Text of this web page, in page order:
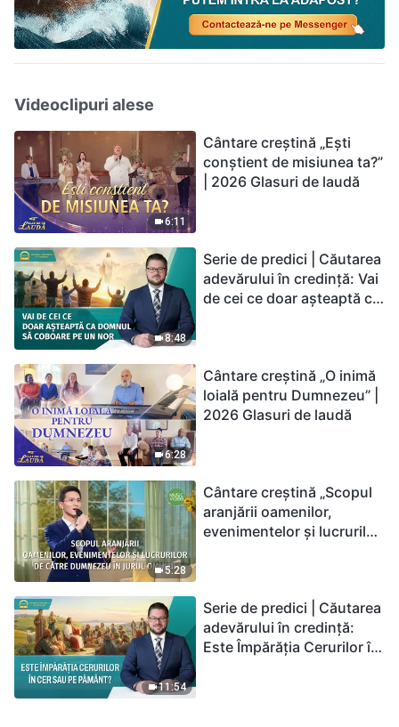
Videoclipuri alese
6:11
Cântare creștină „Ești
conștient de misiunea ta?”
| 2026 Glasuri de laudă
8:48
Serie de predici | Căutarea
adevărului în credință: Vai
de cei ce doar așteaptă ca
6:28
Cântare creștină „O inimă
loială pentru Dumnezeu” |
2026 Glasuri de laudă
5:28
Cântare creștină „Scopul
aranjării oamenilor,
evenimentelor și lucrurilor
11:54
Serie de predici | Căutarea
adevărului în credință:
Este Împărăția Cerurilor în